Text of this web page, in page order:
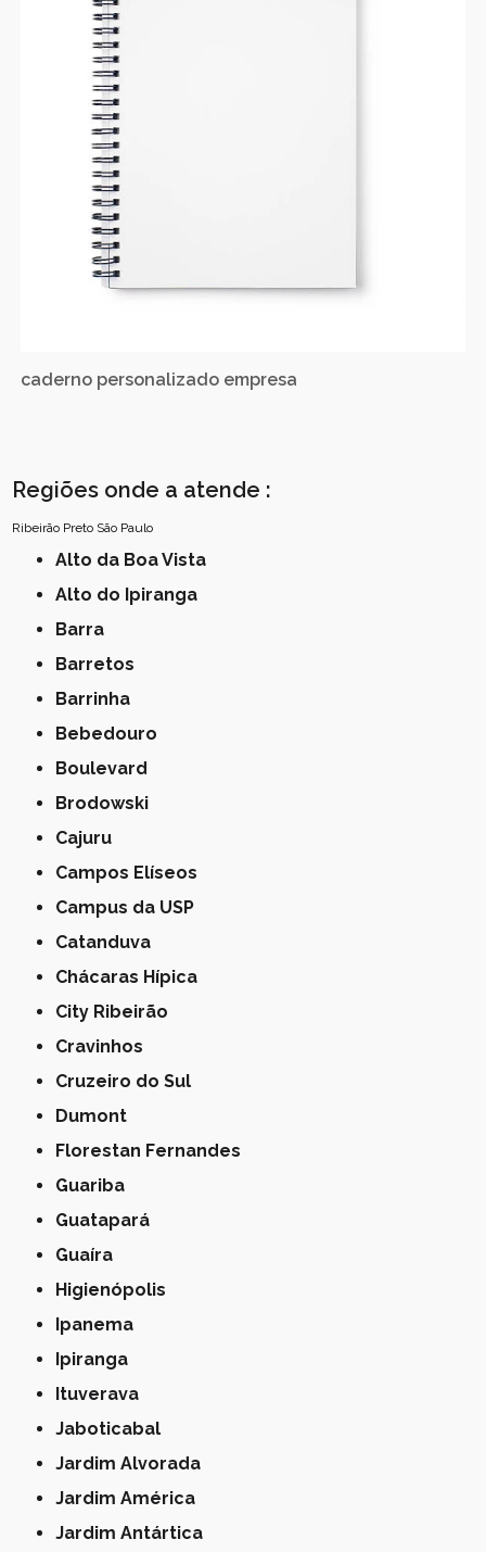
caderno personalizado empresa
Regiões onde a atende :
Ribeirão Preto São Paulo
Alto da Boa Vista
Alto do Ipiranga
Barra
Barretos
Barrinha
Bebedouro
Boulevard
Brodowski
Cajuru
Campos Elíseos
Campus da USP
Catanduva
Chácaras Hípica
City Ribeirão
Cravinhos
Cruzeiro do Sul
Dumont
Florestan Fernandes
Guariba
Guatapará
Guaíra
Higienópolis
Ipanema
Ipiranga
Ituverava
Jaboticabal
Jardim Alvorada
Jardim América
Jardim Antártica